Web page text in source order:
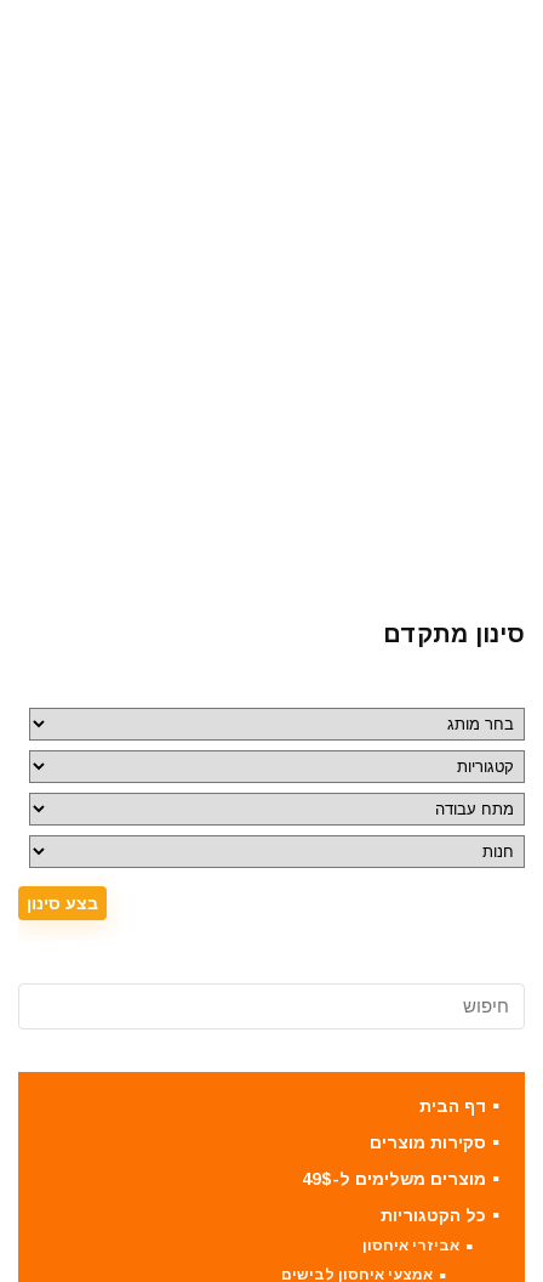
סינון מתקדם
דף הבית
סקירות מוצרים
מוצרים משלימים ל-49$
כל הקטגוריות
אביזרי איחסון
אמצעי איחסון לבישים